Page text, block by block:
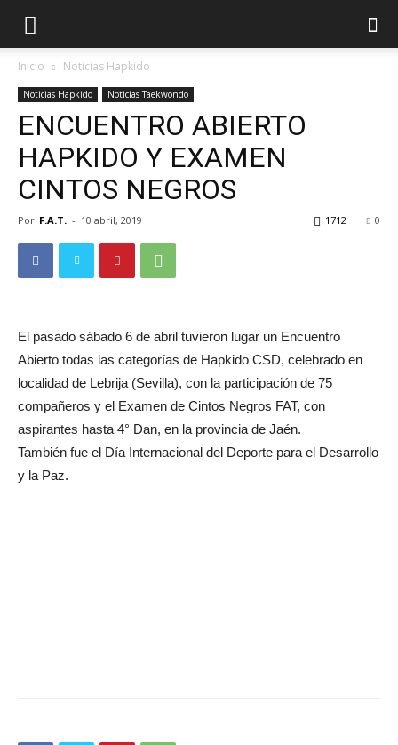
Inicio Noticias Hapkido
Noticias Hapkido Noticias Taekwondo
ENCUENTRO ABIERTO
HAPKIDO Y EXAMEN
CINTOS NEGROS
Por F.A.T. - 10 abril, 2019 0
1712
El pasado sábado 6 de abril tuvieron lugar un Encuentro
Abierto todas las categorías de Hapkido CSD, celebrado en
localidad de Lebrija (Sevilla), con la participación de 75
compañeros y el Examen de Cintos Negros FAT, con
aspirantes hasta 4° Dan, en la provincia de Jaén.
También fue el Día Internacional del Deporte para el Desarrollo
y la Paz.